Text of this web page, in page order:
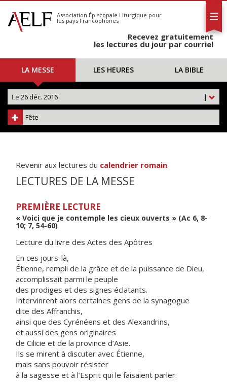
S'abonner
Calendrier
Association Épiscopale Liturgique pour
les pays Francophones
Recevez gratuitement
les lectures du jour par courriel
LA MESSE LES HEURES LA BIBLE
|
Le 26 déc. 2016
Fête
Revenir aux lectures du calendrier romain.
LECTURES DE LA MESSE
PREMIÈRE LECTURE
« Voici que je contemple les cieux ouverts » (Ac 6, 8-
10; 7, 54-60)
Lecture du livre des Actes des Apôtres
En ces jours-là,
Étienne, rempli de la grâce et de la puissance de Dieu,
accomplissait parmi le peuple
des prodiges et des signes éclatants.
Intervinrent alors certaines gens de la synagogue
dite des Affranchis,
ainsi que des Cyrénéens et des Alexandrins,
et aussi des gens originaires
de Cilicie et de la province d’Asie.
Ils se mirent à discuter avec Étienne,
mais sans pouvoir résister
à la sagesse et à l’Esprit qui le faisaient parler.